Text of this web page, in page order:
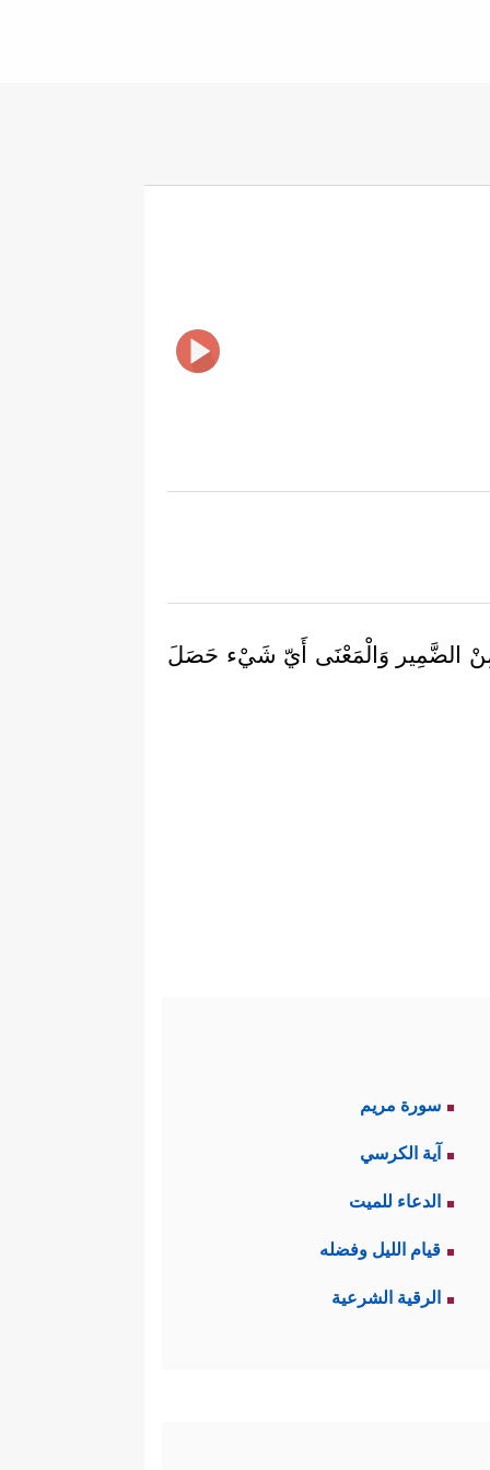
الضَّمِير وَالْمَعْنَى أَيّ شَيْء حَصَلَ
سورة مريم
آية الكرسي
الدعاء للميت
قيام الليل وفضله
الرقية الشرعية